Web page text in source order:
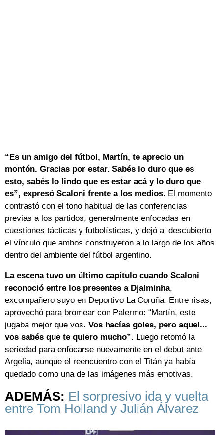
“Es un amigo del fútbol, Martín, te aprecio un
montón. Gracias por estar. Sabés lo duro que es
esto, sabés lo lindo que es estar acá y lo duro que
es”, expresó Scaloni frente a los medios. El momento
contrastó con el tono habitual de las conferencias
previas a los partidos, generalmente enfocadas en
cuestiones tácticas y futbolísticas, y dejó al descubierto
el vínculo que ambos construyeron a lo largo de los años
dentro del ambiente del fútbol argentino.
La escena tuvo un último capítulo cuando Scaloni
reconoció entre los presentes a Djalminha,
excompañero suyo en Deportivo La Coruña. Entre risas,
aprovechó para bromear con Palermo: “Martín, este
jugaba mejor que vos. Vos hacías goles, pero aquel...
vos sabés que te quiero mucho”. Luego retomó la
seriedad para enfocarse nuevamente en el debut ante
Argelia, aunque el reencuentro con el Titán ya había
quedado como una de las imágenes más emotivas.
ADEMÁS: El sorpresivo ida y vuelta
entre Tom Holland y Julián Álvarez